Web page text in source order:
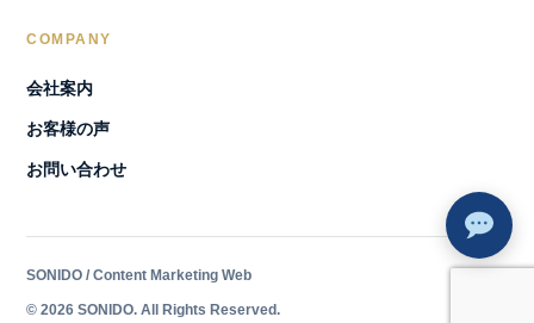
COMPANY
会社案内
お客様の声
お問い合わせ
SONIDO / Content Marketing Web
© 2026 SONIDO. All Rights Reserved.